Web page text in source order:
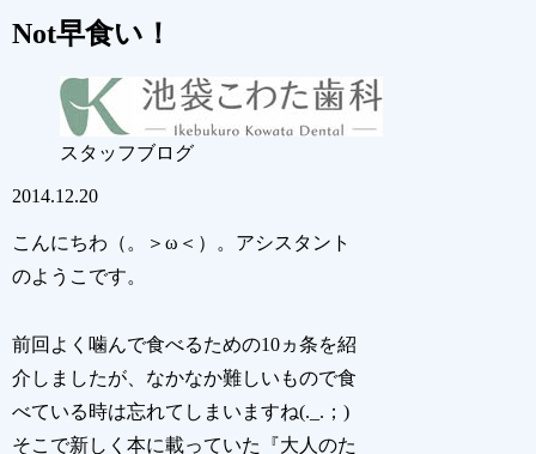
Not早食い！
スタッフブログ
2014.12.20
こんにちわ（。＞ω＜）。アシスタント
のようこです。
前回よく噛んで食べるための10ヵ条を紹
介しましたが、なかなか難しいもので食
べている時は忘れてしまいますね(._.；)
そこで新しく本に載っていた『大人のた